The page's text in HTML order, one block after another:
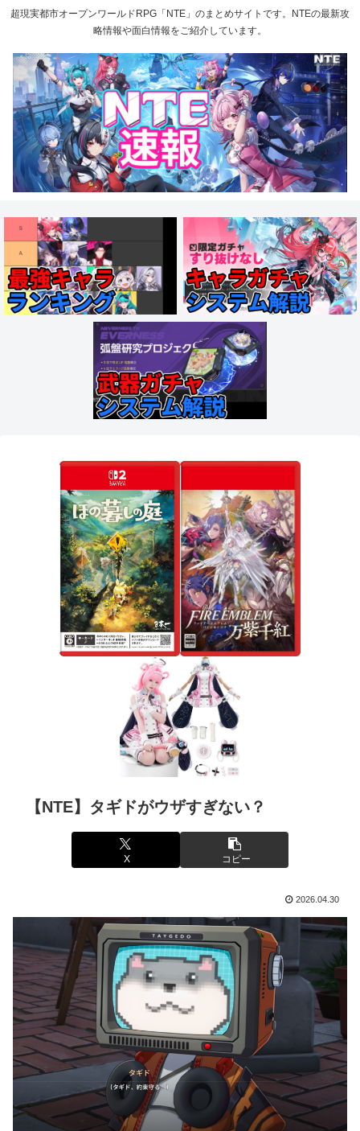
超現実都市オープンワールドRPG「NTE」のまとめサイトです。NTEの最新攻
略情報や面白情報をご紹介しています。
【NTE】タギドがウザすぎない？
X コピー
2026.04.30